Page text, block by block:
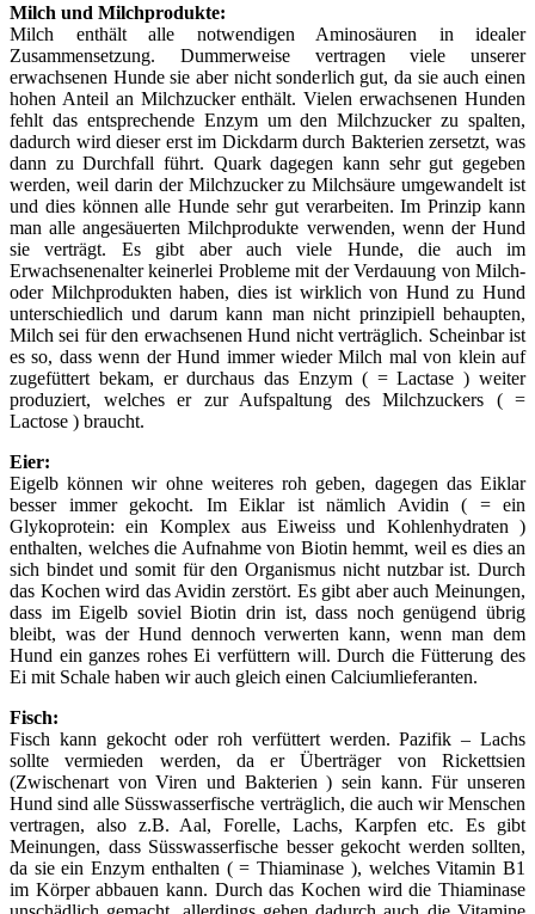
Milch und Milchprodukte:
Milch enthält alle notwendigen Aminosäuren in idealer
Zusammensetzung. Dummerweise vertragen viele unserer
erwachsenen Hunde sie aber nicht sonderlich gut, da sie auch einen
hohen Anteil an Milchzucker enthält. Vielen erwachsenen Hunden
fehlt das entsprechende Enzym um den Milchzucker zu spalten,
dadurch wird dieser erst im Dickdarm durch Bakterien zersetzt, was
dann zu Durchfall führt. Quark dagegen kann sehr gut gegeben
werden, weil darin der Milchzucker zu Milchsäure umgewandelt ist
und dies können alle Hunde sehr gut verarbeiten. Im Prinzip kann
man alle angesäuerten Milchprodukte verwenden, wenn der Hund
sie verträgt. Es gibt aber auch viele Hunde, die auch im
Erwachsenenalter keinerlei Probleme mit der Verdauung von Milch-
oder Milchprodukten haben, dies ist wirklich von Hund zu Hund
unterschiedlich und darum kann man nicht prinzipiell behaupten,
Milch sei für den erwachsenen Hund nicht verträglich. Scheinbar ist
es so, dass wenn der Hund immer wieder Milch mal von klein auf
zugefüttert bekam, er durchaus das Enzym ( = Lactase ) weiter
produziert, welches er zur Aufspaltung des Milchzuckers ( =
Lactose ) braucht.
Eier:
Eigelb können wir ohne weiteres roh geben, dagegen das Eiklar
besser immer gekocht. Im Eiklar ist nämlich Avidin ( = ein
Glykoprotein: ein Komplex aus Eiweiss und Kohlenhydraten )
enthalten, welches die Aufnahme von Biotin hemmt, weil es dies an
sich bindet und somit für den Organismus nicht nutzbar ist. Durch
das Kochen wird das Avidin zerstört. Es gibt aber auch Meinungen,
dass im Eigelb soviel Biotin drin ist, dass noch genügend übrig
bleibt, was der Hund dennoch verwerten kann, wenn man dem
Hund ein ganzes rohes Ei verfüttern will. Durch die Fütterung des
Ei mit Schale haben wir auch gleich einen Calciumlieferanten.
Fisch:
Fisch kann gekocht oder roh verfüttert werden. Pazifik – Lachs
sollte vermieden werden, da er Überträger von Rickettsien
(Zwischenart von Viren und Bakterien ) sein kann. Für unseren
Hund sind alle Süsswasserfische verträglich, die auch wir Menschen
vertragen, also z.B. Aal, Forelle, Lachs, Karpfen etc. Es gibt
Meinungen, dass Süsswasserfische besser gekocht werden sollten,
da sie ein Enzym enthalten ( = Thiaminase ), welches Vitamin B1
im Körper abbauen kann. Durch das Kochen wird die Thiaminase